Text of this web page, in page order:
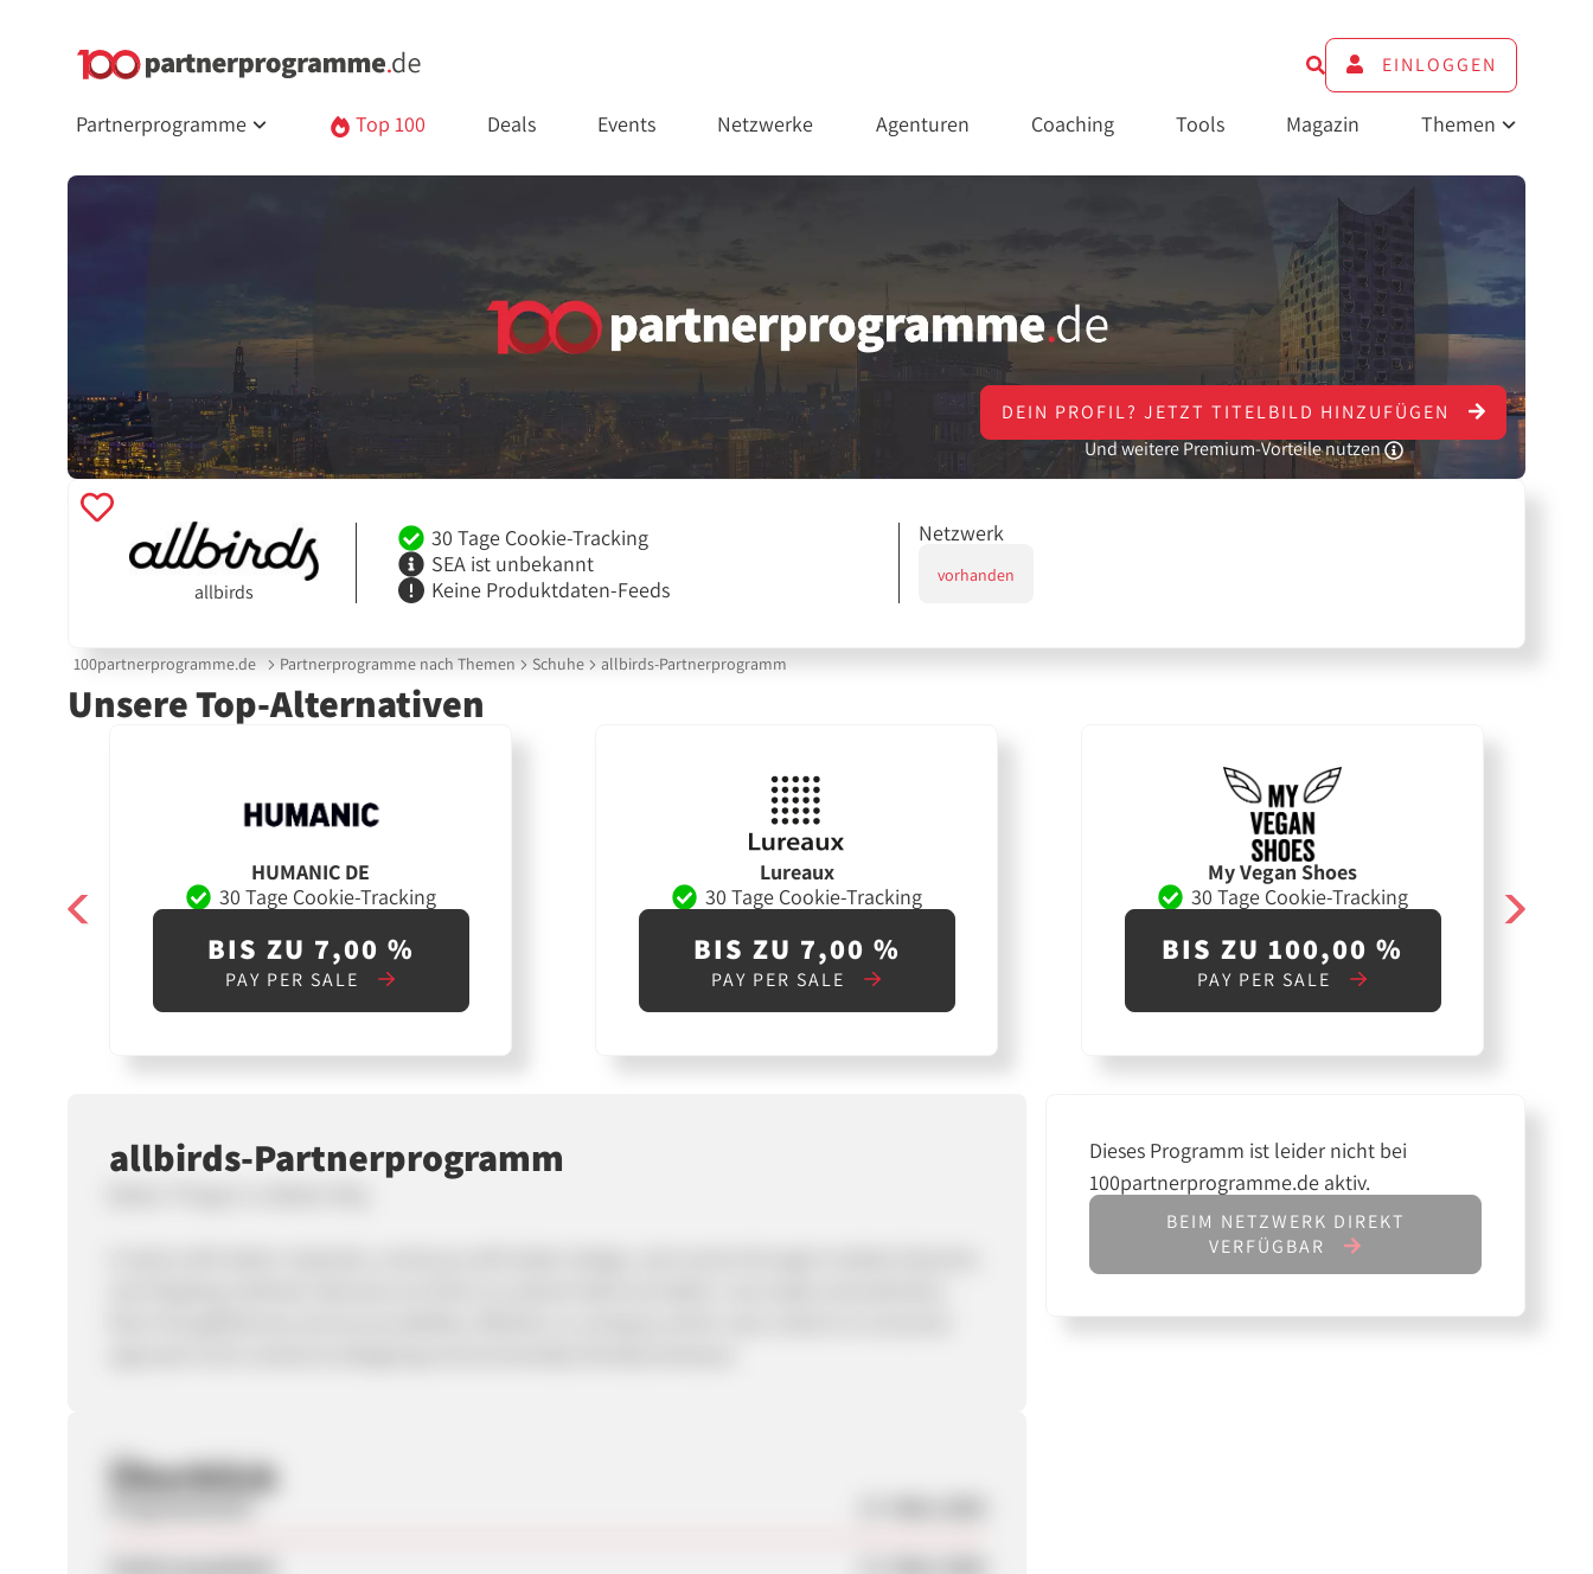
EINLOGGEN
Partnerprogramme Top 100 Deals Events Netzwerke Agenturen Coaching Tools Magazin Themen
DEIN PROFIL? JETZT TITELBILD HINZUFÜGEN
Und weitere Premium-Vorteile nutzen
allbirds
30 Tage Cookie-Tracking
SEA ist unbekannt
Keine Produktdaten-Feeds
Netzwerk
vorhanden
100partnerprogramme.de Partnerprogramme nach Themen Schuhe allbirds-Partnerprogramm
Unsere Top-Alternativen
HUMANIC DE
30 Tage Cookie-Tracking
BIS ZU 7,00 %
PAY PER SALE
Lureaux
30 Tage Cookie-Tracking
BIS ZU 7,00 %
PAY PER SALE
My Vegan Shoes
30 Tage Cookie-Tracking
BIS ZU 100,00 %
PAY PER SALE
allbirds-Partnerprogramm
Überblick
Programmstart
Dieses Programm ist leider nicht bei
100partnerprogramme.de aktiv.
BEIM NETZWERK DIREKT
VERFÜGBAR